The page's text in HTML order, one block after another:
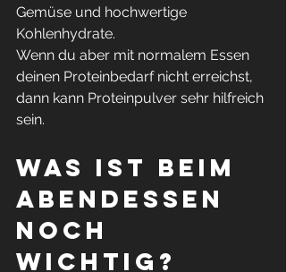
Gemüse und hochwertige
Kohlenhydrate.
Wenn du aber mit normalem Essen
deinen Proteinbedarf nicht erreichst,
dann kann Proteinpulver sehr hilfreich
sein.
Was ist beim
Abendessen
noch
wichtig?